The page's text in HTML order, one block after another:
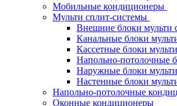
Мобильные кондиционеры
Мульти сплит-системы
Внешние блоки мульти
Канальные блоки
Кассетные блоки
Напольно-потолочные
Наружные блоки
Настенные блоки
Напольно-потолочные
Оконные кондиционеры